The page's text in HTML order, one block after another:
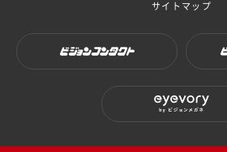
サイトマップ